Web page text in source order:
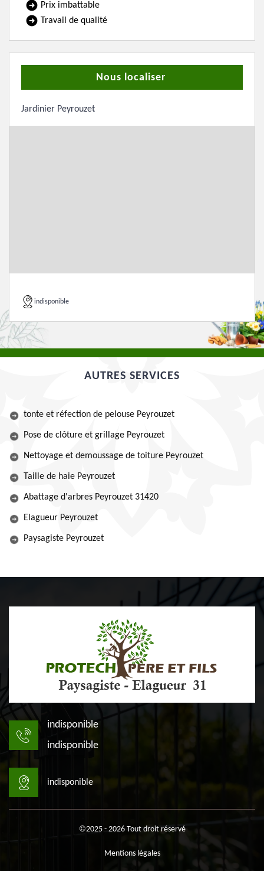
Prix imbattable
Travail de qualité
Nous localiser
Jardinier Peyrouzet
indisponible
AUTRES SERVICES
tonte et réfection de pelouse Peyrouzet
Pose de clôture et grillage Peyrouzet
Nettoyage et demoussage de toiture Peyrouzet
Taille de haie Peyrouzet
Abattage d'arbres Peyrouzet 31420
Elagueur Peyrouzet
Paysagiste Peyrouzet
indisponible
indisponible
indisponible
©2025 - 2026 Tout droit réservé
Mentions légales